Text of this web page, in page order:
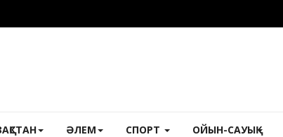
ӘЛЕМ СПОРТ ОЙЫН-САУЫҚ